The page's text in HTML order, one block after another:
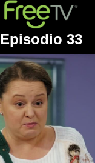
Episodio 33